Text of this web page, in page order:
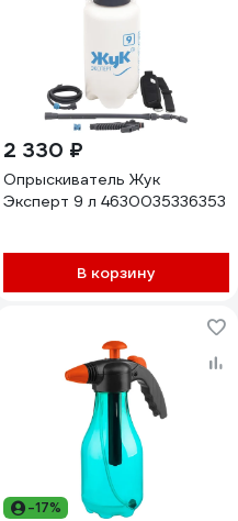
2 330 ₽
Опрыскиватель Жук
Эксперт 9 л 4630035336353
В корзину
-17%